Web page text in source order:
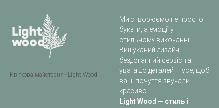
Квіткова майстерня - Light Wood
Ми створюємо не просто
букети, а емоції у
стильному виконанні.
Вишуканий дизайн,
бездоганний сервіс та
увага до деталей — усе, щоб
ваші почуття звучали
красиво.
Light Wood — стиль і